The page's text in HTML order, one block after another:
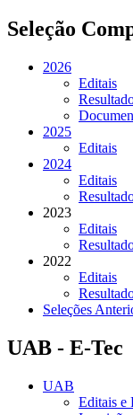
Seleção
2026
Editais
2025
Editais
2024
Editais
2023
Editais
2022
Editais
Seleções
UAB - E-Tec
UAB
Editais e